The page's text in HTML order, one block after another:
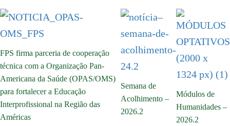
FPS firma parceria de cooperação
técnica com a Organização Pan-
Americana da Saúde (OPAS/OMS)
para fortalecer a Educação
Interprofissional na Região das
Américas
Semana de
Acolhimento –
2026.2
Módulos de
Humanidades –
2026.2